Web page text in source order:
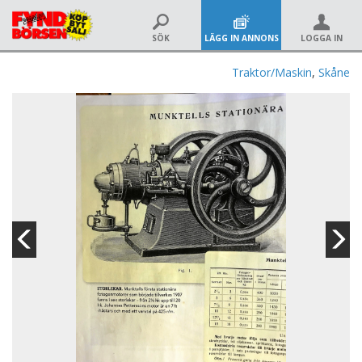
SÖK LÄGG IN ANNONS LOGGA IN
Traktor/Maskin, Skåne